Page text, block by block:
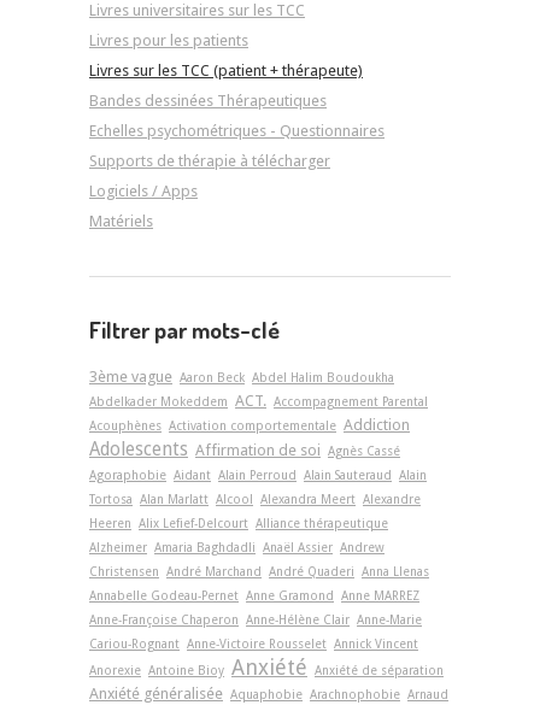
Livres universitaires sur les TCC
Livres pour les patients
Livres sur les TCC (patient + thérapeute)
Bandes dessinées Thérapeutiques
Echelles psychométriques - Questionnaires
Supports de thérapie à télécharger
Logiciels / Apps
Matériels
Filtrer par mots-clé
3ème vague Aaron Beck Abdel Halim Boudoukha
Abdelkader Mokeddem ACT. Accompagnement Parental
Acouphènes Activation comportementale Addiction
Adolescents Affirmation de soi Agnès Cassé
Agoraphobie Aidant Alain Perroud Alain Sauteraud
Alain
Tortosa Alan Marlatt Alcool Alexandra Meert Alexandre
Heeren Alix Lefief-Delcourt Alliance thérapeutique
Alzheimer Amaria Baghdadli Anaël Assier Andrew
Christensen André Marchand André Quaderi Anna Llenas
Annabelle Godeau-Pernet Anne Gramond
Anne MARREZ
Anne-Françoise Chaperon Anne-Hélène Clair Anne-Marie
Cariou-Rognant Anne-Victoire Rousselet Annick Vincent
Anorexie Antoine Bioy Anxiété Anxiété de séparation
Anxiété généralisée Aquaphobie Arachnophobie Arnaud